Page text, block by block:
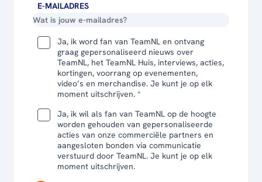
E-MAILADRES
Ja, ik word fan van TeamNL en ontvang
graag gepersonaliseerd nieuws over
TeamNL, het TeamNL Huis, interviews, acties,
kortingen, voorrang op evenementen,
video’s en merchandise. Je kunt je op elk
moment uitschrijven. *
Ja, ik wil als fan van TeamNL op de hoogte
worden gehouden van gepersonaliseerde
acties van onze commerciële partners en
aangesloten bonden via communicatie
verstuurd door TeamNL. Je kunt je op elk
moment uitschrijven.